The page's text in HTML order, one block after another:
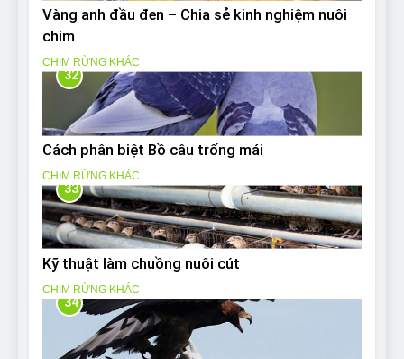
Vàng anh đầu đen – Chia sẻ kinh nghiệm nuôi
chim
CHIM RỪNG KHÁC
32
Cách phân biệt Bồ câu trống mái
CHIM RỪNG KHÁC
33
Kỹ thuật làm chuồng nuôi cút
CHIM RỪNG KHÁC
34